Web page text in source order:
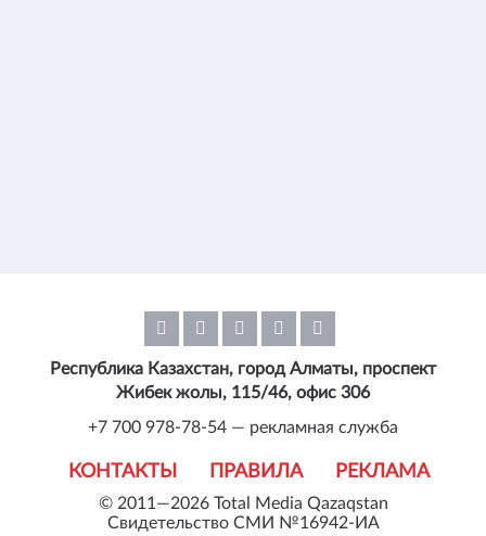
© 2011—2026 Total Media Qazaqstan
Свидетельство СМИ №16942-ИА
КОНТАКТЫ ПРАВИЛА РЕКЛАМА
Республика Казахстан, город Алматы, проспект
Жибек жолы, 115/46, офис 306
+7 700 978-78-54 — рекламная служба